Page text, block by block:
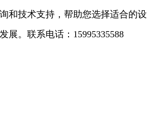
和技术支持，帮助您选择适合的设
展。联系电话： 15995335588